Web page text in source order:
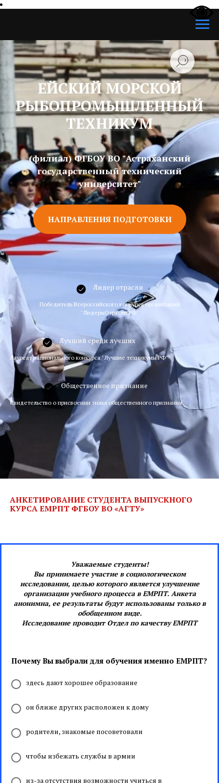
ЕЙСКИЙ МОРСКОЙ
РЫБОПРОМЫШЛЕННЫЙ
ТЕХНИКУМ
(филиал) ФГБОУ ВО "Астраханский
государственный технический
университет"
НАПРАВЛЕНИЯ ПОДГОТОВКИ
Лидер отрасли
Победитель Всероссийского конкурса организаций
"ЛидерыОтрасли.РФ"
Лучший среди лучших
Лауреат национального конкурса "Лучшие техникумы РФ"
Общественное признание
Свидетельство о присвоении знака общественного признания
АНКЕТИРОВАНИЕ СТУДЕНТА ВЫПУСКНОГО
КУРСАЕМРПТ ФГБОУ ВО «АГТУ»
Уважаемые студенты!
Вы принимаете участие в социологическом
исследовании, целью которого является улучшение
организации учебного процесса в ЕМРПТ. Анкета
анонимна, ее результаты будут использованы только в
обобщенном виде.
Исследование проводит Отдел по качеству ЕМРПТ
Почему Вы выбрали для обучения именно ЕМРПТ?
здесь дают хорошее образование
он ближе других расположен к дому
родители, знакомые посоветовали
чтобы избежать службы в армии
из-за отсутствия возможности учиться в